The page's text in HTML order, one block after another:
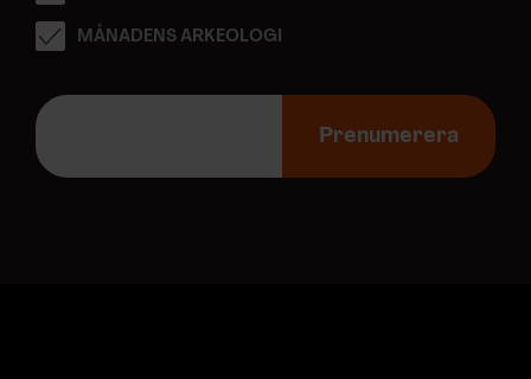
MÅNADENS ARKEOLOGI
E
p
Prenumerera